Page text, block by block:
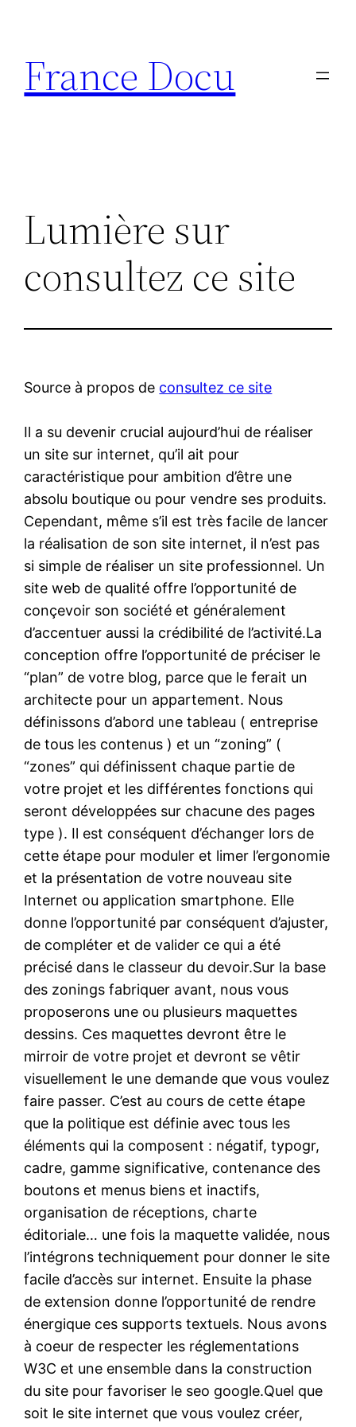
contenu
France Docu
Lumière sur
consultez ce site
Source à propos de consultez ce site
Il a su devenir crucial aujourd’hui de réaliser
un site sur internet, qu’il ait pour
caractéristique pour ambition d’être une
absolu boutique ou pour vendre ses produits.
Cependant, même s’il est très facile de lancer
la réalisation de son site internet, il n’est pas
si simple de réaliser un site professionnel. Un
site web de qualité offre l’opportunité de
conçevoir son société et généralement
d’accentuer aussi la crédibilité de l’activité.La
conception offre l’opportunité de préciser le
“plan” de votre blog, parce que le ferait un
architecte pour un appartement. Nous
définissons d’abord une tableau ( entreprise
de tous les contenus ) et un “zoning” (
“zones” qui définissent chaque partie de
votre projet et les différentes fonctions qui
seront développées sur chacune des pages
type ). Il est conséquent d’échanger lors de
cette étape pour moduler et limer l’ergonomie
et la présentation de votre nouveau site
Internet ou application smartphone. Elle
donne l’opportunité par conséquent d’ajuster,
de compléter et de valider ce qui a été
précisé dans le classeur du devoir.Sur la base
des zonings fabriquer avant, nous vous
proposerons une ou plusieurs maquettes
dessins. Ces maquettes devront être le
mirroir de votre projet et devront se vêtir
visuellement le une demande que vous voulez
faire passer. C’est au cours de cette étape
que la politique est définie avec tous les
éléments qui la composent : négatif, typogr,
cadre, gamme significative, contenance des
boutons et menus biens et inactifs,
organisation de réceptions, charte
éditoriale… une fois la maquette validée, nous
l’intégrons techniquement pour donner le site
facile d’accès sur internet. Ensuite la phase
de extension donne l’opportunité de rendre
énergique ces supports textuels. Nous avons
à coeur de respecter les réglementations
W3C et une ensemble dans la construction
du site pour favoriser le seo google.Quel que
soit le site internet que vous voulez créer,